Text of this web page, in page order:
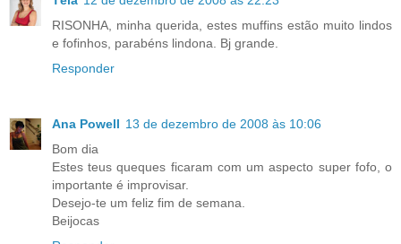
RISONHA, minha querida, estes muffins estão muito lindos
e fofinhos, parabéns lindona. Bj grande.
Responder
Ana Powell 13 de dezembro de 2008 às 10:06
Bom dia
Estes teus queques ficaram com um aspecto super fofo, o
importante é improvisar.
Desejo-te um feliz fim de semana.
Beijocas